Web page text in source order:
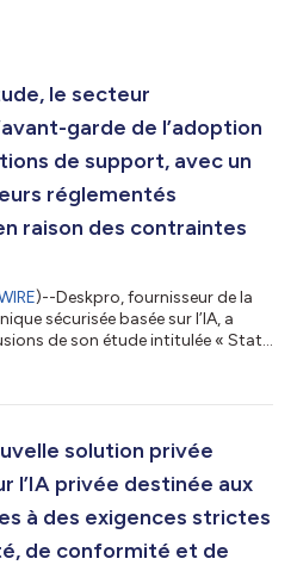
le secteur
garde de l’adoption
de support, avec un
réglementés
raison des contraintes
)--Deskpro, fournisseur de la
sécurisée basée sur l’IA, a
de son étude intitulée « State
rapport observe que les
dont les taux d’adoption de
solution privée
l’IA privée destinée aux
à des exigences strictes
de conformité et de